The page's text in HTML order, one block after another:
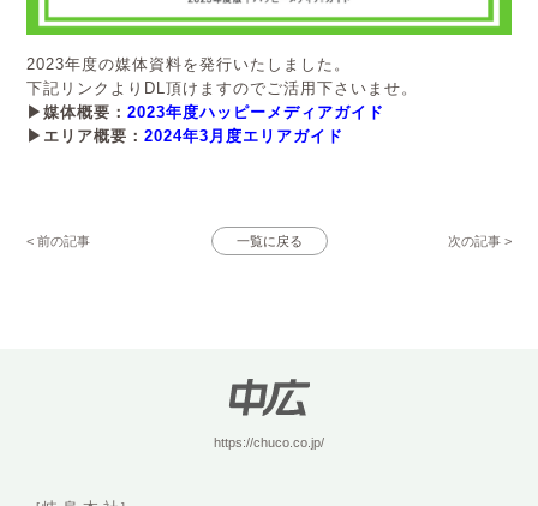
2023年度の媒体資料を発行いたしました。
下記リンクよりDL頂けますのでご活用下さいませ。
▶媒体概要：2023年度ハッピーメディアガイド
▶エリア概要：2024年3月度エリアガイド
一覧に戻る
< 前の記事 次の記事 >
https://chuco.co.jp/